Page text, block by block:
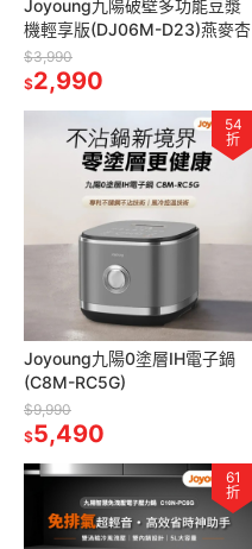
Joyoung九陽破壁多功能豆漿
機輕享版(DJ06M-D23)燕麥杏
$3,990
$2,990
54
折
Joyoung九陽0塗層IH電子鍋
(C8M-RC5G)
$9,990
$5,490
61
折